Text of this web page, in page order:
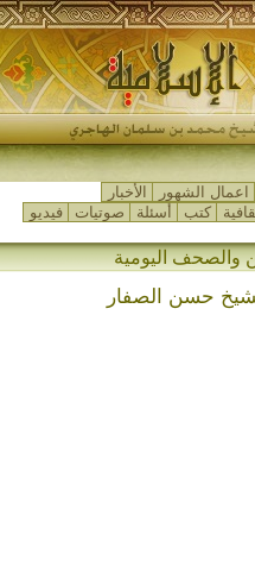
اعمال الشهور
الأخبار
كتب أسئلة صوتيات
فيديو
والصحف اليومية
حسن الصفار